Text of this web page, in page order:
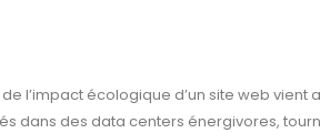
l’impact écologique d’un site web vient
dans des data centers énergivores,